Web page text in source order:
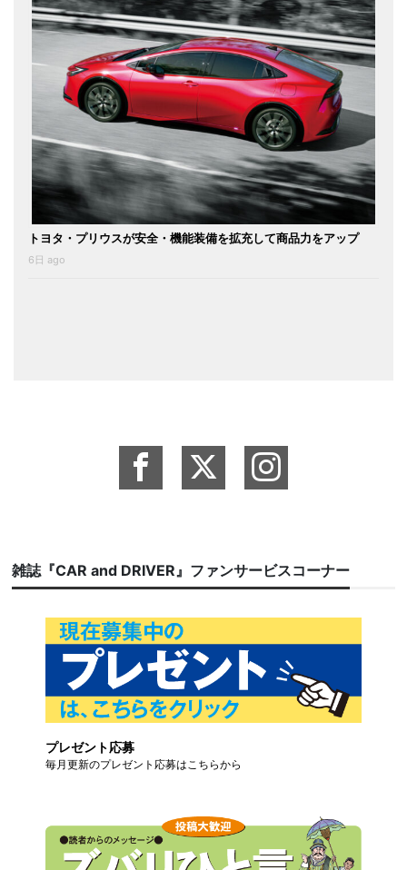
トヨタ・プリウスが安全・機能装備を拡充して商品力をアップ
6日 ago
雑誌『CAR and DRIVER』ファンサービスコーナー
プレゼント応募
毎月更新のプレゼント応募はこちらから